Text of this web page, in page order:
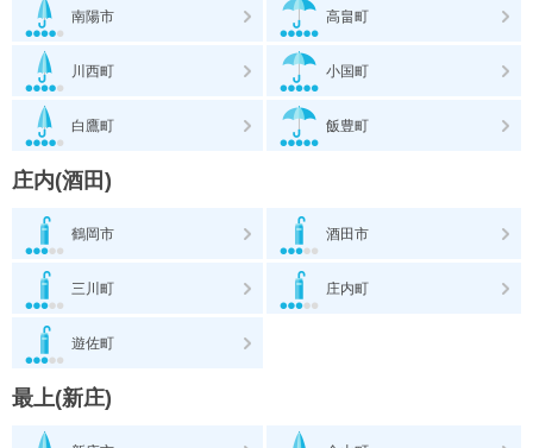
南陽市 高畠町
川西町 小国町
白鷹町 飯豊町
庄内(酒田)
鶴岡市 酒田市
三川町 庄内町
遊佐町
最上(新庄)